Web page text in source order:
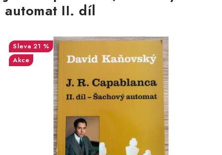
ŠACHOVÉ HODINY
ŠACHOVÉ KNIHY
ŠACHOVÝ ANTIKVARIÁT
ONLINE ŠACHY
ŠACHOVÝ MERCH
automat II. díl
21 %
Akce